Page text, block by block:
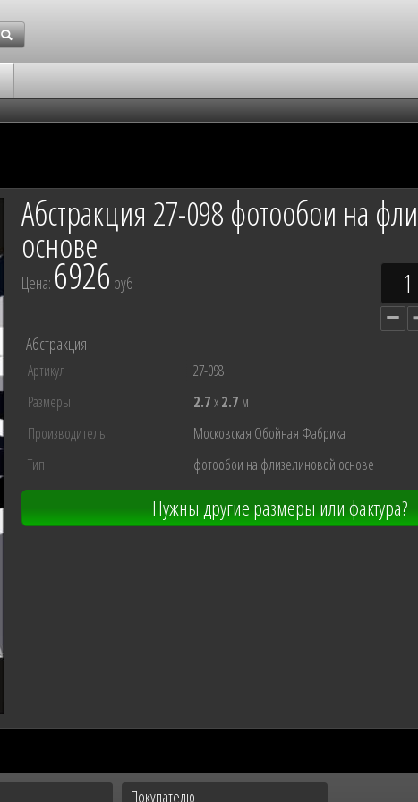
Абстракция 27-098 фотообои на
основе
Цена: 6926 руб
Абстракция
Артикул
27-098
Размеры
2.7x2.7 м
Производитель
Московская Обойная Фабрика
Тип
фотообои на флизелиновой основе
Нужны другие размеры или фактура?
Покупателю